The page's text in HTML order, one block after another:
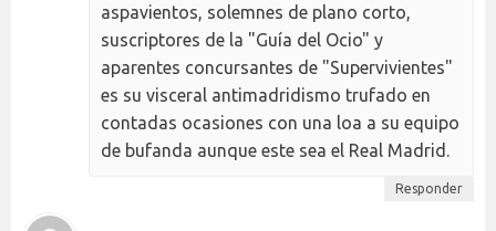
aspavientos, solemnes de plano corto,
suscriptores de la "Guía del Ocio" y
aparentes concursantes de "Supervivientes"
es su visceral antimadridismo trufado en
contadas ocasiones con una loa a su equipo
de bufanda aunque este sea el Real Madrid.
Responder